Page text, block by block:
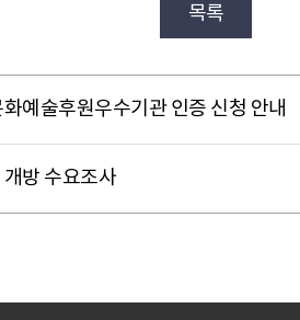
목록
예술후원우수기관 인증 신청 안내
방 수요조사